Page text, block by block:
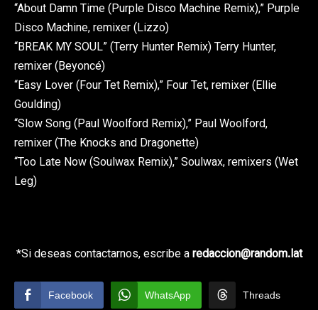
“About Damn Time (Purple Disco Machine Remix),” Purple
Disco Machine, remixer (Lizzo)
“BREAK MY SOUL” (Terry Hunter Remix) Terry Hunter,
remixer (Beyoncé)
“Easy Lover (Four Tet Remix),” Four Tet, remixer (Ellie
Goulding)
“Slow Song (Paul Woolford Remix),” Paul Woolford,
remixer (The Knocks and Dragonette)
“Too Late Now (Soulwax Remix),” Soulwax, remixers (Wet
Leg)
*Si deseas contactarnos, escribe aredaccion@random.lat
Facebook WhatsApp Threads